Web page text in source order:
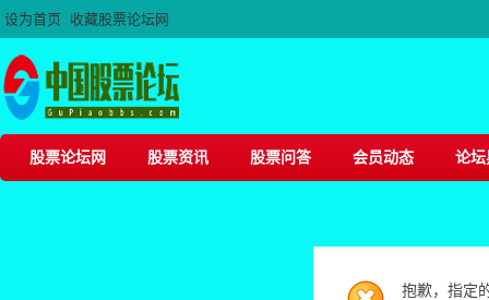
设为首页 收藏股票论坛网
股票论坛网 股票资讯 股票问答 会员动态 论坛
抱歉，指定